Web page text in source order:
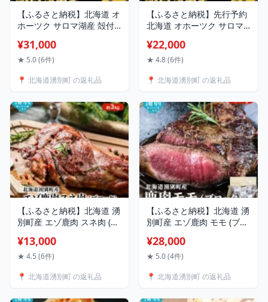
【ふるさと納税】北海道 オ
ホーツク サロマ湖産 殻付
人厳選 牡蠣 国産 貝付き 魚
貝類 生牡蠣 ノロウイルス
海の幸 つまみ 晩酌 お酒の
月～2027年1月末まで
¥31,000
★ 5.0 (6件)
📍 北海道湧別町 の返礼品
【ふるさと納税】先行予約
北海道 オホーツク サロマ
3.5kg 牡蠣職人厳選 牡蠣 国
産 貝付き 魚貝類 生牡蠣 ノ
ルク 海鮮 海の幸 つまみ 晩
2026年11月中旬～2027年1
月末まで
¥22,000
★ 4.8 (6件)
📍 北海道湧別町 の返礼品
【ふるさと納税】北海道 湧
別町産 エゾ鹿肉 スネ肉 (ブ
エ 鹿 しか肉 シカ肉 エゾシ
カ エゾシカ肉 スネ肉 エゾ
ー 国産 産地直送 オホーツ
¥13,000
★ 4.5 (6件)
📍 北海道湧別町 の返礼品
【ふるさと納税】北海道 湧
別町産 エゾ鹿肉 モモ (ブロ
鹿 しか肉 シカ肉 エゾシカ
エゾシカ肉 もも肉 エゾ鹿
国産 産地直送 オホーツク
¥28,000
★ 5.0 (4件)
📍 北海道湧別町 の返礼品